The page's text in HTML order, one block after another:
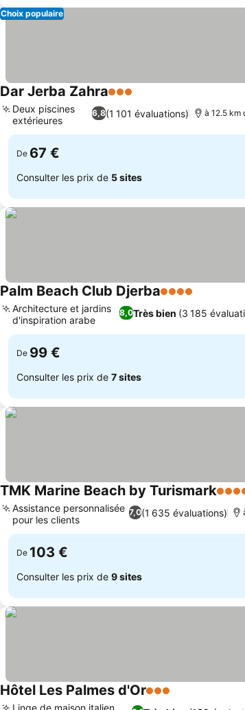
Choix populaire
Dar Jerba Zahra3 Étoiles
6,8(1 101 évaluations)
Deux piscines
extérieures
à 12.5 km
De 67 €
Consulter les prix de 5 sites
Palm Beach Club Djerba4 Étoiles
8,0Très bien (3 185
Architecture et jardins
d'inspiration arabe
De 99 €
Consulter les prix de 7 sites
TMK Marine Beach by Turismark4
7,0(1 635 évaluations)
Assistance personnalisée
pour les clients
De 103 €
Consulter les prix de 9 sites
Hôtel Les Palmes d'Or3 Étoiles
Linge de maison italien